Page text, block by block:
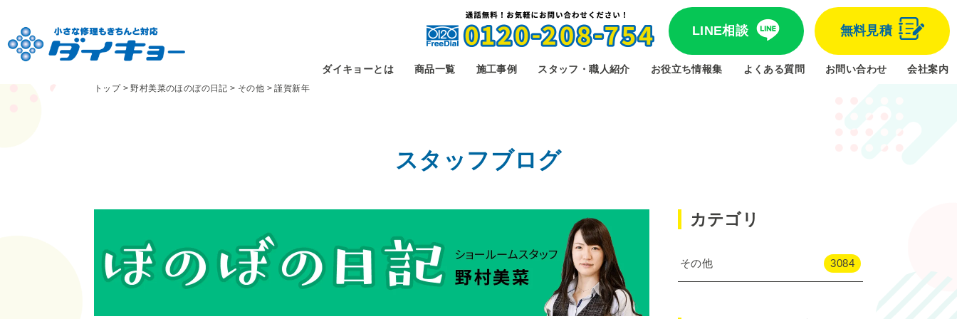
LINE相談 無料見積
ダイキョーとは 商品一覧 施工事例 スタッフ・職人紹介 お役立ち情報集 よくある質問 お問い合わせ 会社案内
トップ>野村美菜のほのぼの日記 > その他 >謹賀新年
スタッフブログ
カテゴリ
その他 3084